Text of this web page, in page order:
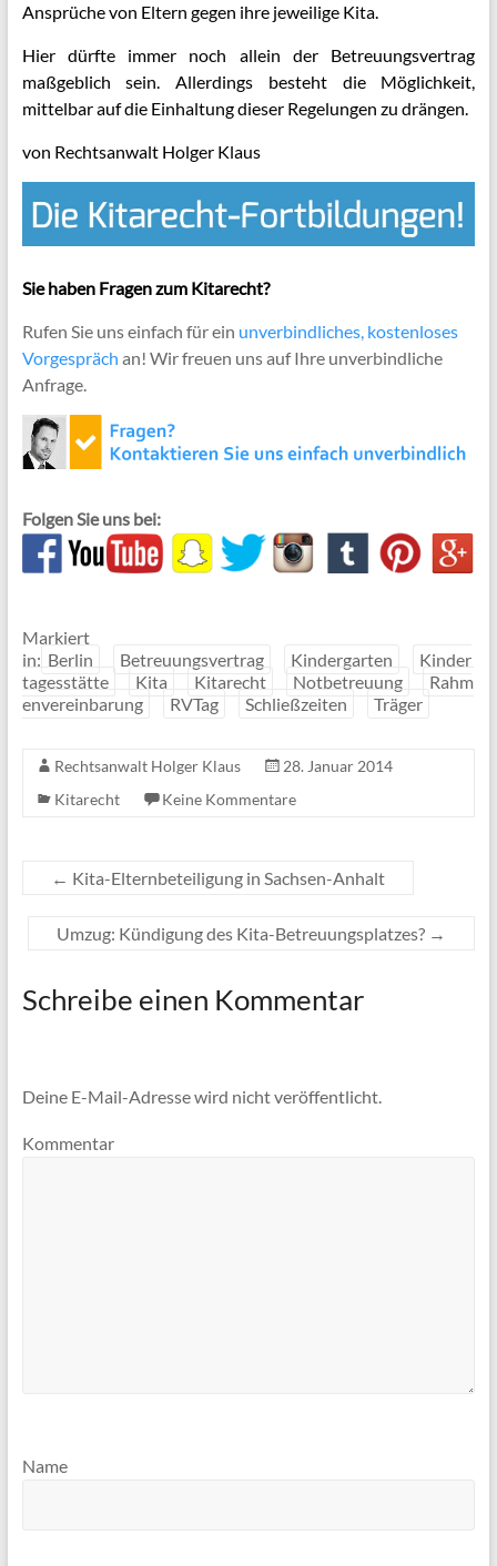
Ansprüche von Eltern gegen ihre jeweilige Kita.
Hier dürfte immer noch allein der Betreuungsvertrag
maßgeblich sein. Allerdings besteht die Möglichkeit,
mittelbar auf die Einhaltung dieser Regelungen zu drängen.
von Rechtsanwalt Holger Klaus
Sie haben Fragen zum Kitarecht?
Rufen Sie uns einfach für ein unverbindliches, kostenloses
Vorgespräch an! Wir freuen uns auf Ihre unverbindliche
Anfrage.
Folgen Sie uns bei:
Markiert
in: Berlin Betreuungsvertrag Kindergarten
Kinder
tagesstätte
Kita Kitarecht Notbetreuung
Rahm
envereinbarung
RVTag Schließzeiten Träger
Rechtsanwalt Holger Klaus
28. Januar 2014
Kitarecht
Keine Kommentare
← Kita-Elternbeteiligung in Sachsen-Anhalt
Umzug: Kündigung des Kita-Betreuungsplatzes? →
Schreibe einen Kommentar
Deine E-Mail-Adresse wird nicht veröffentlicht.
Kommentar
Name